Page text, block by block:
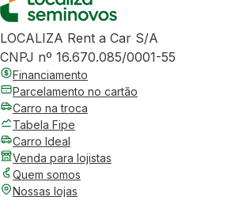
LOCALIZA Rent a Car S/A
CNPJ nº 16.670.085/0001-55
Financiamento
Parcelamento no cartão
Carro na troca
Tabela Fipe
Carro Ideal
Venda para lojistas
Quem somos
Nossas lojas